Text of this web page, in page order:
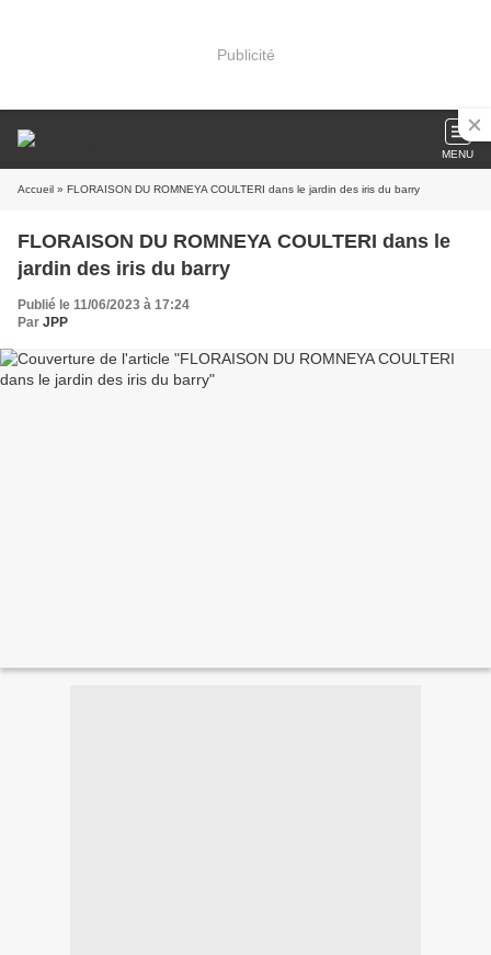
Publicité
MENU
Accueil » FLORAISON DU ROMNEYA COULTERI dans le jardin des iris du barry
FLORAISON DU ROMNEYA COULTERI dans le
jardin des iris du barry
Publié le 11/06/2023 à 17:24
Par JPP